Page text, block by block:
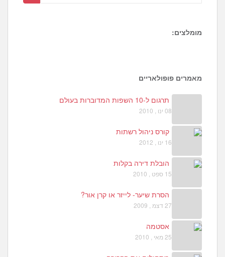
מומלצים:
מאמרים פופולאריים
תרגום ל-10 השפות המדוברות בעולם
08 ינו , 2010
קורס ניהול רשתות
16 ינו , 2012
הובלת דירה בקלות
15 ספט , 2010
הסרת שיער- לייזר או קרן אור?
27 דצמ , 2009
אסטמה
25 מאי , 2010